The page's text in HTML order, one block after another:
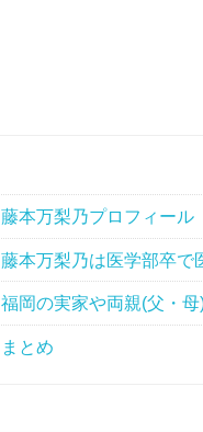
藤本万梨乃プロフィール
藤本万梨乃は医学部卒で
福岡の実家や両親(父・母
まとめ